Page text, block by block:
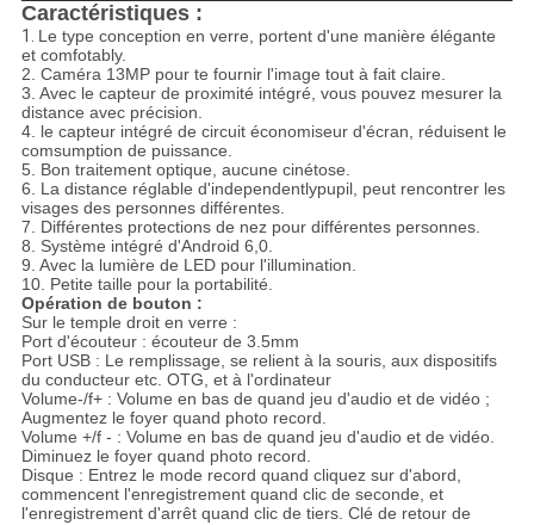
Caractéristiques :
1. Le type conception en verre, portent d'une manière élégante
et comfotably.
2. Caméra 13MP pour te fournir l'image tout à fait claire.
3. Avec le capteur de proximité intégré, vous pouvez mesurer la
distance avec précision.
4. le capteur intégré de circuit économiseur d'écran, réduisent le
comsumption de puissance.
5. Bon traitement optique, aucune cinétose.
6. La distance réglable d'independentlypupil, peut rencontrer les
visages des personnes différentes.
7. Différentes protections de nez pour différentes personnes.
8. Système intégré d'Android 6,0.
9. Avec la lumière de LED pour l'illumination.
10. Petite taille pour la portabilité.
Opération de bouton :
Sur le temple droit en verre :
Port d'écouteur : écouteur de 3.5mm
Port USB : Le remplissage, se relient à la souris, aux dispositifs
du conducteur etc. OTG, et à l'ordinateur
Volume-/f+ : Volume en bas de quand jeu d'audio et de vidéo ;
Augmentez le foyer quand photo record.
Volume +/f - : Volume en bas de quand jeu d'audio et de vidéo.
Diminuez le foyer quand photo record.
Disque : Entrez le mode record quand cliquez sur d'abord,
commencent l'enregistrement quand clic de seconde, et
l'enregistrement d'arrêt quand clic de tiers. Clé de retour de